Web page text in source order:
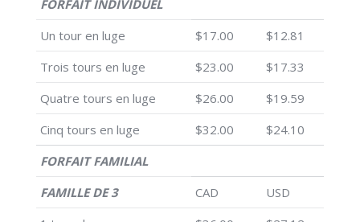
FORFAIT INDIVIDUEL
Un tour en luge
$17.00
$12.81
Trois tours en luge
$23.00
$17.33
Quatre tours en luge
$26.00
$19.59
Cinq tours en luge
$32.00
$24.10
FORFAIT FAMILIAL
FAMILLE DE 3
CAD
USD